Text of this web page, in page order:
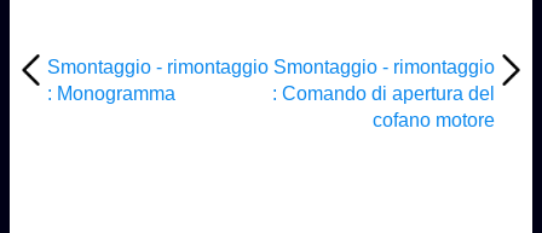
Smontaggio - rimontaggio
: Monogramma
Smontaggio - rimontaggio
: Comando di apertura del
cofano motore